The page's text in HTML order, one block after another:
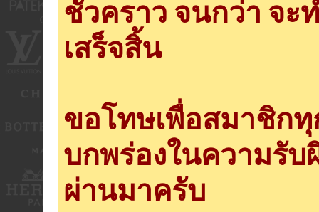
ชั่วคราว จนกว่า จะ
เสร็จสิ้น
ขอโทษเพื่อสมาชิก
บกพร่องในความรั
ผ่านมาครับ